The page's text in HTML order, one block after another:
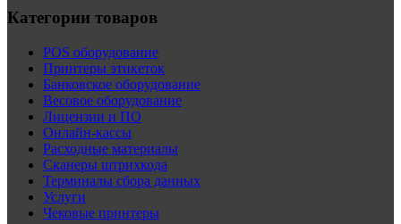
Категории товаров
POS оборудование
Принтеры этикеток
Банковское оборудование
Весовое оборудование
Лицензии и ПО
Онлайн-кассы
Расходные материалы
Сканеры штрихкода
Терминалы сбора данных
Услуги
Чековые принтеры